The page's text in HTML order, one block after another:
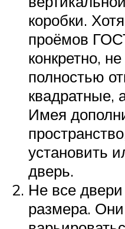
коробки.
проёмов
конкретно,
полностью
квадратные,
Имея
установить
дверь.
Не все двери
размера.